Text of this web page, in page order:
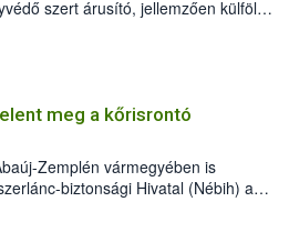
szert árusító, jellemzően külföldi
Emellett az ilyen
is
szerek kapcsán
valamint a webáruházakból való
meg a kőrisrontó
Zemplén vármegyében is
biztonsági Hivatal (Nébih) a
(Agrilus planipennis) jelenlétét. A
találták meg, de már fertőzött